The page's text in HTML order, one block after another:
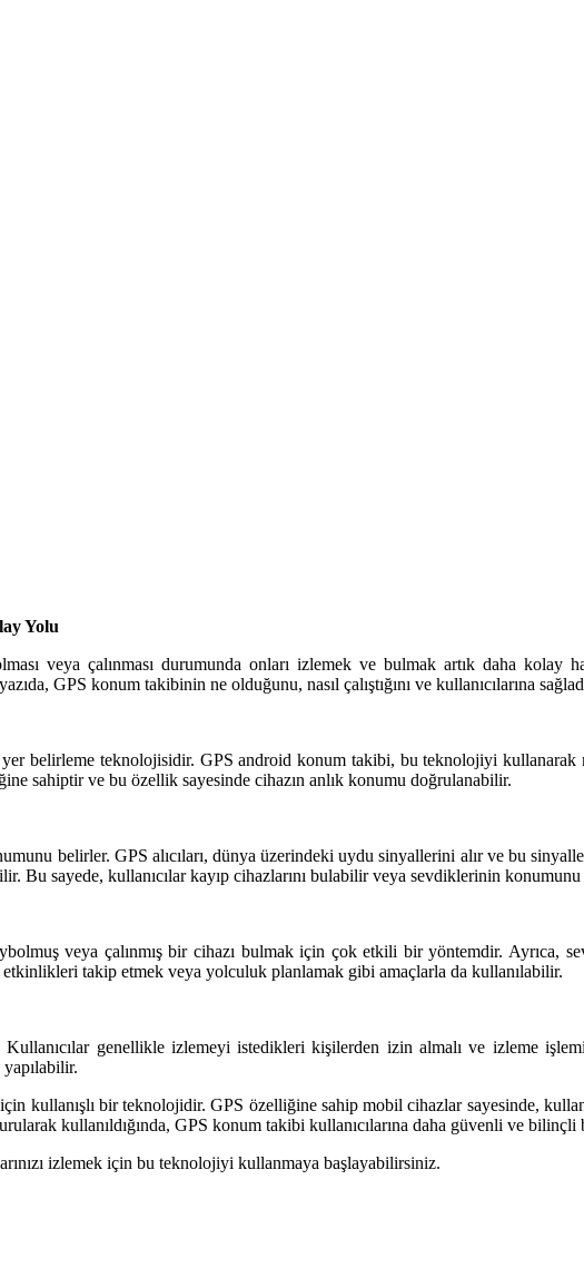
Yolu
veya çalınması durumunda onları izlemek ve bulmak artık daha kolay
GPS konum takibinin ne olduğunu, nasıl çalıştığını ve kullanıcılarına
belirleme teknolojisidir. GPS android konum takibi, bu teknolojiyi
sahiptir ve bu özellik sayesinde cihazın anlık konumu doğrulanabilir.
belirler. GPS alıcıları, dünya üzerindeki uydu sinyallerini alır ve bu
Bu sayede, kullanıcılar kayıp cihazlarını bulabilir veya sevdiklerinin
veya çalınmış bir cihazı bulmak için çok etkili bir yöntemdir. Ayrıca,
takip etmek veya yolculuk planlamak gibi amaçlarla da kullanılabilir.
genellikle izlemeyi istedikleri kişilerden izin almalı ve izleme
kullanışlı bir teknolojidir. GPS özelliğine sahip mobil cihazlar sayesinde,
kullanıldığında, GPS konum takibi kullanıcılarına daha güvenli ve bilinçli
izlemek için bu teknolojiyi kullanmaya başlayabilirsiniz.